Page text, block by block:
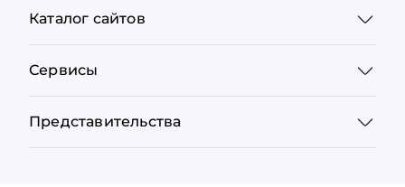
Каталог сайтов
Сервисы
Представительства